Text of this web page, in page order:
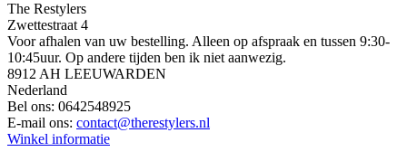
The Restylers
Zwettestraat 4
Voor afhalen van uw bestelling. Alleen op afspraak en tussen 9:30-
10:45uur. Op andere tijden ben ik niet aanwezig.
8912 AH LEEUWARDEN
Nederland
Bel ons: 0642548925
E-mail ons: contact@therestylers.nl
Winkel informatie